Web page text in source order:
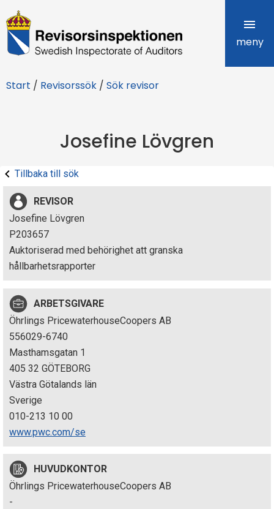
R
e
i
r
s
i
n
s
p
e
k
t
i
o
n
e
n
meny
Start / Revisorssök / Sök revisor
Josefine Lövgren
Tillbaka till sök
REVISOR
Josefine Lövgren
P203657
Auktoriserad med behörighet att granska
hållbarhetsrapporter
ARBETSGIVARE
Öhrlings PricewaterhouseCoopers AB
556029-6740
Masthamsgatan 1
405 32 GÖTEBORG
Västra Götalands län
Sverige
010-213 10 00
www.pwc.com/se
HUVUDKONTOR
Öhrlings PricewaterhouseCoopers AB
-